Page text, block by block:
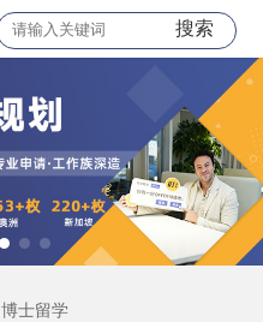
搜索
博士留学